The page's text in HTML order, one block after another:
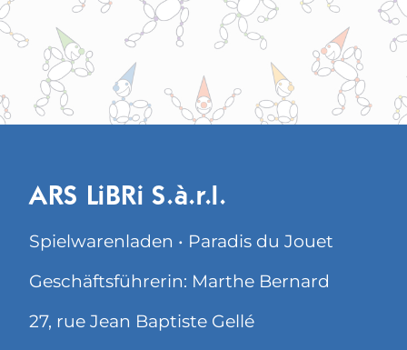
ARS LiBRi S.à.r.l.
Spielwarenladen • Paradis du Jouet
Geschäftsführerin: Marthe Bernard
27, rue Jean Baptiste Gellé